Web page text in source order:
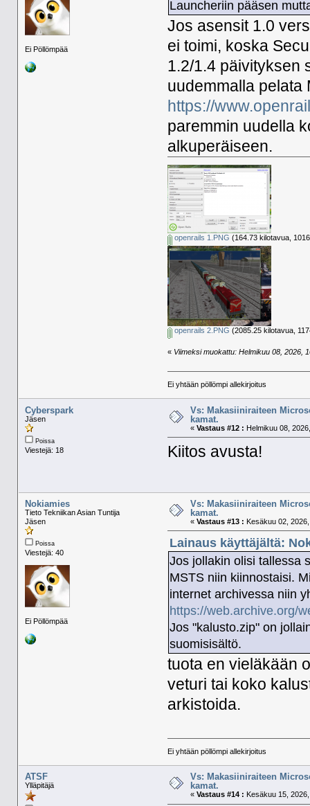
Ei Pöllömpää
Launcheriin pääsen
Jos asensit 1.0
ei toimi, koska
1.2/1.4 päivityksen
uudemmalla pelata
https://
paremmin uudella
alkuperäiseen.
openrails 1.PNG (164.73 kilotavua,
openrails 2.PNG (2085.25 kilotavua,
« Viimeksi muokattu: Helmikuu 08, 2026,
Ei yhtään pöllömpi allekirjoitus
Cyberspark
Jäsen
Poissa
Viestejä: 18
Vs: Makasiiniraiteen
kamat.
« Vastaus #12 : Helmikuu 08,
Kiitos avusta!
Nokiamies
Tieto Tekniikan Asian Tuntija
Jäsen
Poissa
Viestejä: 40
Ei Pöllömpää
Vs: Makasiiniraiteen
kamat.
« Vastaus #13 : Kesäkuu 02,
Lainaus käyttäjältä:
Jos jollakin olisi tallessa
MSTS niin kiinnostaisi.
internet archivessa niin
https://web.archive.org/
Jos "kalusto.zip" on
suomisisältö.
tuota en vieläkään
veturi tai koko
arkistoida.
Ei yhtään pöllömpi allekirjoitus
ATSF
Ylläpitäjä
Vs: Makasiiniraiteen
kamat.
« Vastaus #14 : Kesäkuu 15,